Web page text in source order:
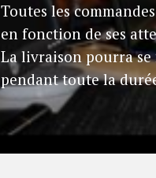
Toutes les
en fonction de ses
La livraison pourra
pendant toute la